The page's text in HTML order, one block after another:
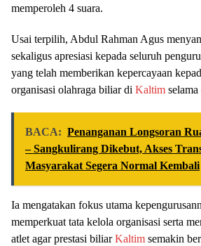
memperoleh 4 suara.
Usai terpilih, Abdul Rahman Agus
sekaligus apresiasi kepada seluruh
yang telah memberikan kepercayaan
organisasi olahraga biliar di Kaltim
BACA: Penanganan Longsoran
– Sangkulirang Dikebut, Akses
Masyarakat Segera Normal Kembali
Ia mengatakan fokus utama
memperkuat tata kelola organisasi serta
atlet agar prestasi biliarKaltim semakin